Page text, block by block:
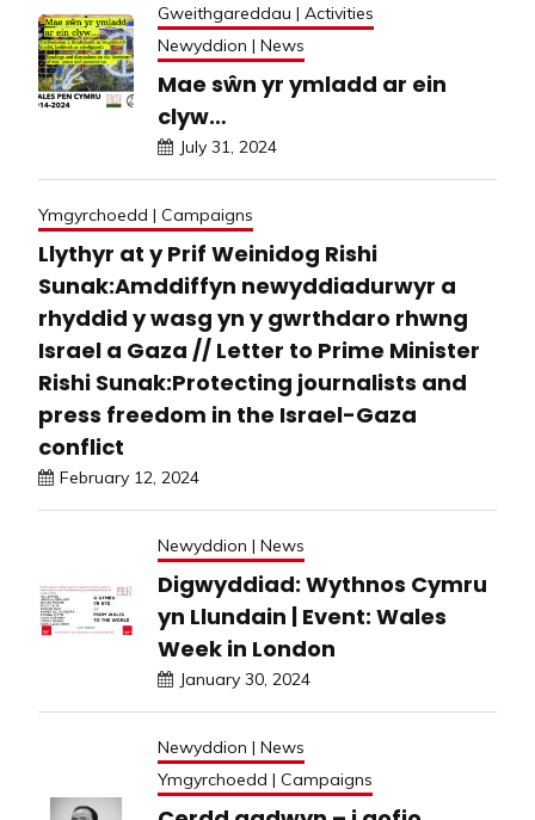
Gweithgareddau | Activities
Newyddion | News
Mae sŵn yr ymladd ar ein
clyw…
July 31, 2024
Ymgyrchoedd | Campaigns
Llythyr at y Prif Weinidog Rishi
Sunak:Amddiffyn newyddiadurwyr a
rhyddid y wasg yn y gwrthdaro rhwng
Israel a Gaza // Letter to Prime Minister
Rishi Sunak:Protecting journalists and
press freedom in the Israel-Gaza
conflict
February 12, 2024
Newyddion | News
Digwyddiad: Wythnos Cymru
yn Llundain | Event: Wales
Week in London
January 30, 2024
Newyddion | News
Ymgyrchoedd | Campaigns